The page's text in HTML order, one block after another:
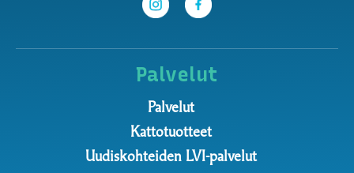
Palvelut
Palvelut
Kattotuotteet
Uudiskohteiden LVI-palvelut